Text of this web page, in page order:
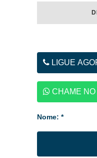
LIGUE
CHAME
Nome: *